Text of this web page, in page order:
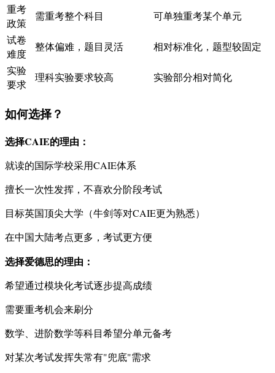
重考
政策
需重考整个科目
可单独重考某个单元
试卷
难度
整体偏难，题目灵活
相对标准化，题型较固定
实验
要求
理科实验要求较高 实验部分相对简化
如何选择？
选择CAIE的理由：
就读的国际学校采用CAIE体系
擅长一次性发挥，不喜欢分阶段考试
目标英国顶尖大学（牛剑等对CAIE更为熟悉）
在中国大陆考点更多，考试更方便
选择爱德思的理由：
希望通过模块化考试逐步提高成绩
需要重考机会来刷分
数学、进阶数学等科目希望分单元备考
对某次考试发挥失常有"兜底"需求